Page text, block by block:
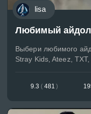
lisa
Любимый
Выбери любимого
Stray Kids, Ateez, TXT,
9.3 ( 481 )